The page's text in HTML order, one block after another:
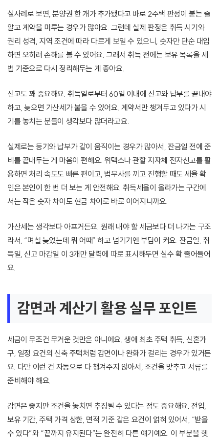
실사례로 보면, 분양권 한 개가 추가됐다고 바로 2주택 판정이 붙는 줄
알고 계약을 미루는 경우가 많아요. 그런데 실제 판정은 취득 시기와
권리 성격, 지역 조건에 따라 다르게 보일 수 있으니, 숫자만 단순 대입
하면 오히려 손해를 볼 수 있어요. 그래서 취득 전에는 보유 목록을 세
법 기준으로 다시 정리해두는 게 좋아요.
신고도 꽤 중요해요. 취득일로부터 60일 이내에 신고와 납부를 끝내야
하고, 늦으면 가산세가 붙을 수 있어요. 계약서만 챙겨두고 있다가 시
기를 놓치는 분들이 생각보다 많더라고요.
실제로는 등기와 납부가 같이 움직이는 경우가 많아서, 잔금일 전에 준
비를 끝내두는 게 마음이 편해요. 위택스나 관할 지자체 전자신고를 활
용하면 처리 속도도 빠른 편이고, 법무사를 끼고 진행할 때도 세율 확
인은 본인이 한 번 더 보는 게 안전해요. 취득세율이 올라가는 구간에
서는 작은 숫자 차이도 현금 차이로 바로 이어지니까요.
가산세는 생각보다 아프거든요. 원래 내야 할 세금보다 더 나가는 구조
라서, “며칠 늦었는데 뭐 어때” 하고 넘기기엔 부담이 커요. 잔금일, 취
득일, 신고 마감일 이 3개만 달력에 따로 표시해두면 실수 확 줄어들어
요.
감면과 계산기 활용 실무 포인트
세금이 무조건 무거운 것만은 아니에요. 생애 최초 주택 취득, 신혼가
구, 일정 요건의 신축 주택처럼 감면이나 완화가 걸리는 경우가 있거든
요. 다만 이런 건 자동으로 다 챙겨주지 않아서, 조건을 맞추고 서류를
준비해야 해요.
감면은 좋지만 조건을 놓치면 추징될 수 있다는 점도 중요해요. 전입,
보유 기간, 주택 가격 상한, 면적 기준 같은 요건이 얽혀 있어서, “받을
수 있다”와 “끝까지 유지된다”는 완전히 다른 얘기예요. 이 부분을 헷